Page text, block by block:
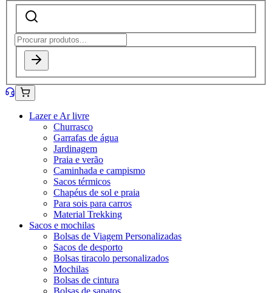
Lazer e Ar livre
Churrasco
Garrafas de água
Jardinagem
Praia e verão
Caminhada e campismo
Sacos térmicos
Chapéus de sol e praia
Para sois para carros
Material Trekking
Sacos e mochilas
Bolsas de Viagem Personalizadas
Sacos de desporto
Bolsas tiracolo personalizados
Mochilas
Bolsas de cintura